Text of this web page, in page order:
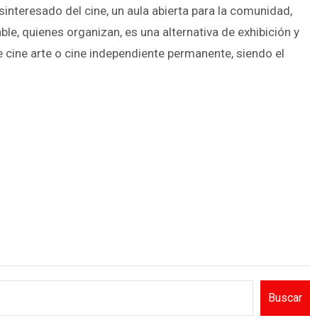
del cine, un aula abierta para la comunidad,
quienes organizan, es una alternativa de exhibición y
arte o cine independiente permanente, siendo el
Buscar